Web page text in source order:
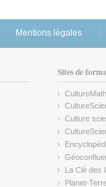
Mentions légales
Sites de
CultureMath
(link is
(link is
Culture
(link is
(link is
(link is
La Clé des
(link is
Planet-